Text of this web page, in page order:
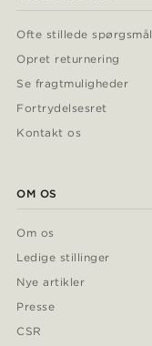
Ofte stillede spørgsmål
Opret returnering
Se fragtmuligheder
Fortrydelsesret
Kontakt os
OM OS
Om os
Ledige stillinger
Nye artikler
Presse
CSR